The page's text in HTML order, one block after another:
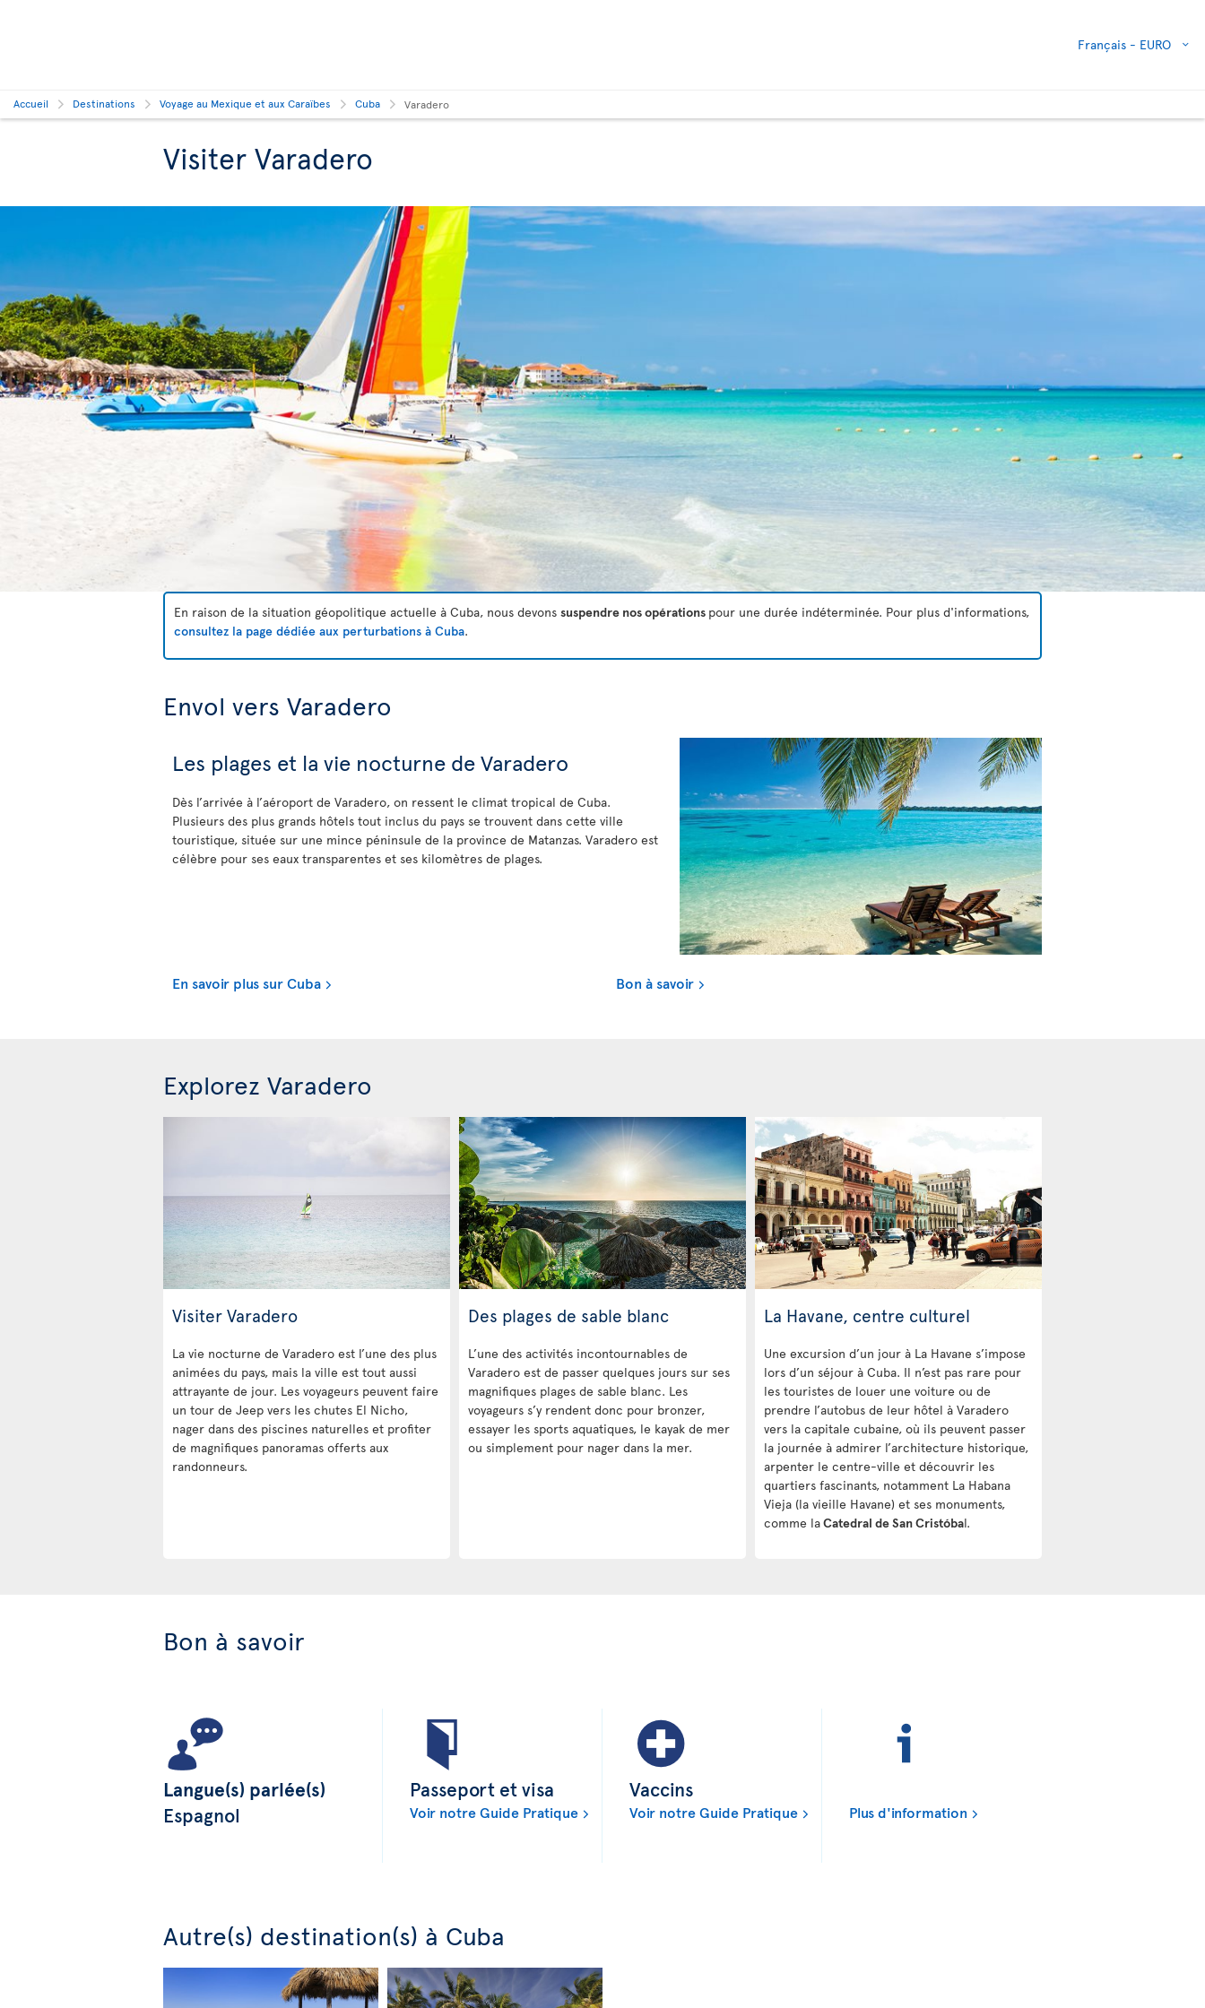
Français - EURO
Accueil Destinations Voyage au Mexique et aux Caraïbes Cuba Varadero
Visiter Varadero
En raison de la situation géopolitique actuelle à Cuba, nous devons suspendre nos opérations pour une durée indéterminée. Pour plus d'informations,
consultez la page dédiée aux perturbations à Cuba.
Envol vers Varadero
Les plages et la vie nocturne de Varadero
Dès l’arrivée à l’aéroport de Varadero, on ressent le climat tropical de Cuba.
Plusieurs des plus grands hôtels tout inclus du pays se trouvent dans cette ville
touristique, située sur une mince péninsule de la province de Matanzas. Varadero est
célèbre pour ses eaux transparentes et ses kilomètres de plages.
En savoir plus sur Cuba Bon à savoir
Explorez Varadero
Visiter Varadero
La vie nocturne de Varadero est l’une des plus
animées du pays, mais la ville est tout aussi
attrayante de jour. Les voyageurs peuvent faire
un tour de Jeep vers les chutes El Nicho,
nager dans des piscines naturelles et profiter
de magnifiques panoramas offerts aux
randonneurs.
Des plages de sable blanc
L’une des activités incontournables de
Varadero est de passer quelques jours sur ses
magnifiques plages de sable blanc. Les
voyageurs s’y rendent donc pour bronzer,
essayer les sports aquatiques, le kayak de mer
ou simplement pour nager dans la mer.
La Havane, centre culturel
Une excursion d’un jour à La Havane s’impose
lors d’un séjour à Cuba. Il n’est pas rare pour
les touristes de louer une voiture ou de
prendre l’autobus de leur hôtel à Varadero
vers la capitale cubaine, où ils peuvent passer
la journée à admirer l’architecture historique,
arpenter le centre-ville et découvrir les
quartiers fascinants, notamment La Habana
Vieja (la vieille Havane) et ses monuments,
comme laCatedral de San Cristóbal.
Bon à savoir
Langue(s) parlée(s)
Espagnol
Passeport et visa
Voir notre Guide Pratique
Vaccins
Voir notre Guide Pratique Plus d'information
Autre(s) destination(s) à Cuba